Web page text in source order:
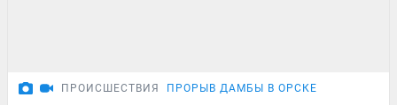
ПРОИСШЕСТВИЯ ПРОРЫВ ДАМБЫ В ОРСКЕ